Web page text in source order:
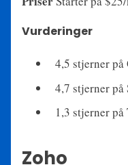
Vurderinger
4,5 stjerner på
4,7 stjerner på
1,3 stjerner
Zoho